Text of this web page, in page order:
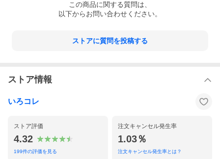
この商品に関する質問は、
以下からお問い合わせください。
ストアに質問を投稿する
ストア情報
いろコレ
ストア評価
4.32
199件の評価を見る
注文キャンセル発生率
1.03％
注文キャンセル発生率とは？